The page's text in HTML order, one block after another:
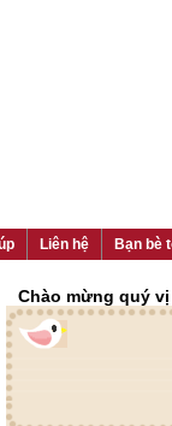
Liên hệ Bạn bè
Chào mừng quý